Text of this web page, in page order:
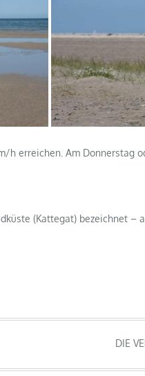
erreichen. Am Donnerstag
(Kattegat) bezeichnet –
DIE